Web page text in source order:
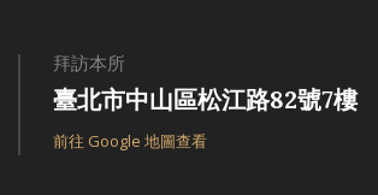
拜訪本所
臺北市中山區松江路82號7樓
前往 Google 地圖查看